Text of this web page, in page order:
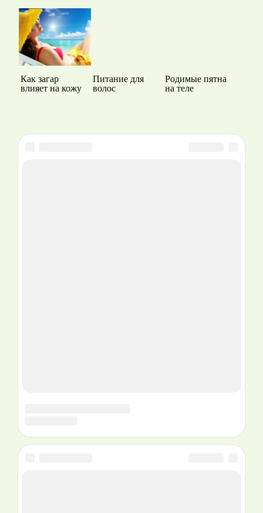
Как загар
влияет на кожу
Питание для
волос
Родимые пятна
на теле